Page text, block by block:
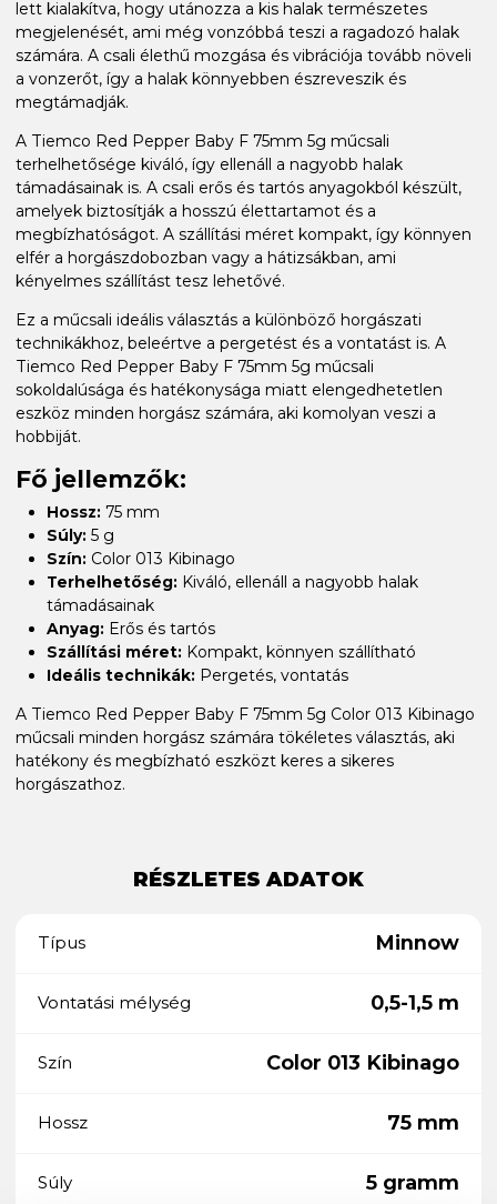
lett kialakítva, hogy utánozza a kis halak természetes
megjelenését, ami még vonzóbbá teszi a ragadozó halak
számára. A csali élethű mozgása és vibrációja tovább növeli
a vonzerőt, így a halak könnyebben észreveszik és
megtámadják.
A Tiemco Red Pepper Baby F 75mm 5g műcsali
terhelhetősége kiváló, így ellenáll a nagyobb halak
támadásainak is. A csali erős és tartós anyagokból készült,
amelyek biztosítják a hosszú élettartamot és a
megbízhatóságot. A szállítási méret kompakt, így könnyen
elfér a horgászdobozban vagy a hátizsákban, ami
kényelmes szállítást tesz lehetővé.
Ez a műcsali ideális választás a különböző horgászati
technikákhoz, beleértve a pergetést és a vontatást is. A
Tiemco Red Pepper Baby F 75mm 5g műcsali
sokoldalúsága és hatékonysága miatt elengedhetetlen
eszköz minden horgász számára, aki komolyan veszi a
hobbiját.
Fő jellemzők:
Hossz: 75 mm
Súly: 5 g
Szín: Color 013 Kibinago
Terhelhetőség: Kiváló, ellenáll a nagyobb halak
támadásainak
Anyag: Erős és tartós
Szállítási méret: Kompakt, könnyen szállítható
Ideális technikák: Pergetés, vontatás
A Tiemco Red Pepper Baby F 75mm 5g Color 013 Kibinago
műcsali minden horgász számára tökéletes választás, aki
hatékony és megbízható eszközt keres a sikeres
horgászathoz.
RÉSZLETES ADATOK
Típus Minnow
Vontatási mélység 0,5-1,5 m
Szín Color 013 Kibinago
Hossz 75 mm
Súly 5 gramm